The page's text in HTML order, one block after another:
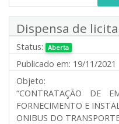
Dispensa de
Status: Aberta
Publicado em: 19/11/2021
Objeto:
“CONTRATAÇÃO DE
FORNECIMENTO E
ONIBUS DO